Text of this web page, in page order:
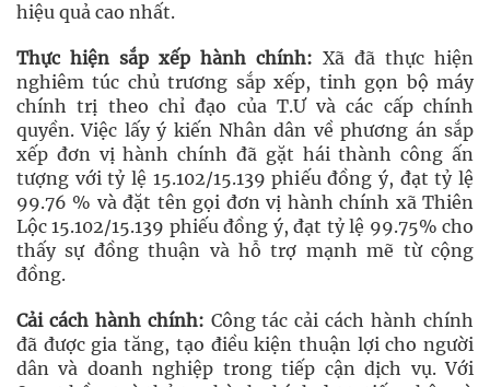
hiệu quả cao nhất.
Thực hiện sắp xếp hành chính: Xã đã thực hiện
nghiêm túc chủ trương sắp xếp, tinh gọn bộ máy
chính trị theo chỉ đạo của T.Ư và các cấp chính
quyền. Việc lấy ý kiến Nhân dân về phương án sắp
xếp đơn vị hành chính đã gặt hái thành công ấn
tượng với tỷ lệ 15.102/15.139 phiếu đồng ý, đạt tỷ lệ
99.76 % và đặt tên gọi đơn vị hành chính xã Thiên
Lộc 15.102/15.139 phiếu đồng ý, đạt tỷ lệ 99.75% cho
thấy sự đồng thuận và hỗ trợ mạnh mẽ từ cộng
đồng.
Cải cách hành chính: Công tác cải cách hành chính
đã được gia tăng, tạo điều kiện thuận lợi cho người
dân và doanh nghiệp trong tiếp cận dịch vụ. Với